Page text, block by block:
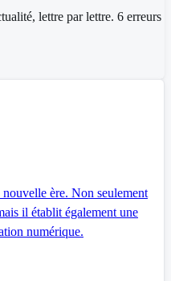
lettre par lettre. 6 erreurs
ère. Non seulement
il établit également une
numérique.